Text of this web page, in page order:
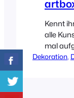
Kennt
alle
mal
Online-
Dekoration,